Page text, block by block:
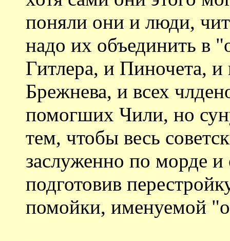
поняли они и люди,
надо их объединить в
Гитлера, и Пиночета,
Брежнева, и всех
помогших Чили, но
тем, чтобы весь
заслуженно по морде
подготовив
помойки, именуемой